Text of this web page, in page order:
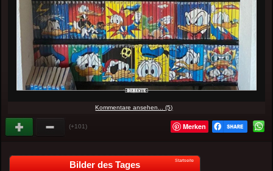
Kommentare ansehen... (5)
(+101) Merken
Bilder des Tages Startseite